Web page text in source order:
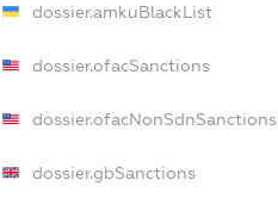
dossier.amkuBlackList
dossier.ofacSanctions
dossier.ofacNonSdnSanctions
dossier.gbSanctions